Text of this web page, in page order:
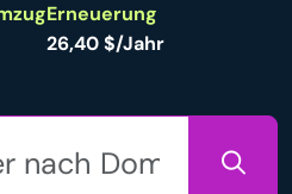
Erneuerung
26,40 $/Jahr